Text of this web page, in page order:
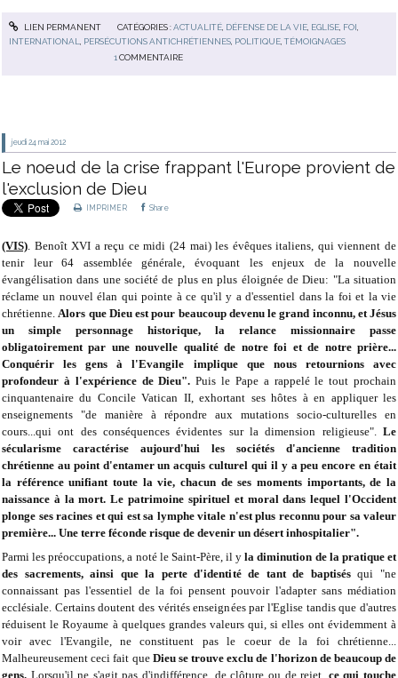
LIEN PERMANENT CATÉGORIES :ACTUALITÉ, DÉFENSE DE LA VIE, EGLISE, FOI
INTERNATIONAL
PERSÉCUTIONS ANTICHRÉTIENNES POLITIQUE ,TÉMOIGNAGES
1 COMMENTAIRE
jeudi 24 mai 2012
Le noeud de la crise frappant l'Europe provient de
l'exclusion de Dieu
IMPRIMER Share
(VIS). Benoît XVI a reçu ce midi (24 mai) les évêques italiens, qui viennent de
tenir leur 64 assemblée générale, évoquant les enjeux de la nouvelle
évangélisation dans une société de plus en plus éloignée de Dieu: "La situation
réclame un nouvel élan qui pointe à ce qu'il y a d'essentiel dans la foi et la vie
chrétienne.Alors que Dieu est pour beaucoup devenu le grand inconnu, et Jésus
un simple personnage historique, la relance missionnaire passe
obligatoirement par une nouvelle qualité de notre foi et de notre prière...
Conquérir les gens à l'Evangile implique que nous retournions avec
profondeur à l'expérience de Dieu". Puis le Pape a rappelé le tout prochain
cinquantenaire du Concile Vatican II, exhortant ses hôtes à en appliquer les
enseignements "de manière à répondre aux mutations socio-culturelles en
cours...qui ont des conséquences évidentes sur la dimension religieuse". Le
sécularisme caractérise aujourd'hui les sociétés d'ancienne tradition
chrétienne au point d'entamer un acquis culturel qui il y a peu encore en était
la référence unifiant toute la vie, chacun de ses moments importants, de la
naissance à la mort. Le patrimoine spirituel et moral dans lequel l'Occident
plonge ses racines et qui est sa lymphe vitale n'est plus reconnu pour sa valeur
première... Une terre féconde risque de devenir un désert inhospitalier".
Parmi les préoccupations, a noté le Saint-Père, il yla diminution de la pratique et
des sacrements, ainsi que la perte d'identité de tant de baptisésqui "ne
connaissant pas l'essentiel de la foi pensent pouvoir l'adapter sans médiation
ecclésiale. Certains doutent des vérités enseignées par l'Eglise tandis que d'autres
réduisent le Royaume à quelques grandes valeurs qui, si elles ont évidemment à
voir avec l'Evangile, ne constituent pas le coeur de la foi chrétienne...
Malheureusement ceci fait que Dieu se trouve exclu de l'horizon de beaucoup de
gens. Lorsqu'il ne s'agit pas d'indifférence, de clôture ou de rejet, ce qui touche